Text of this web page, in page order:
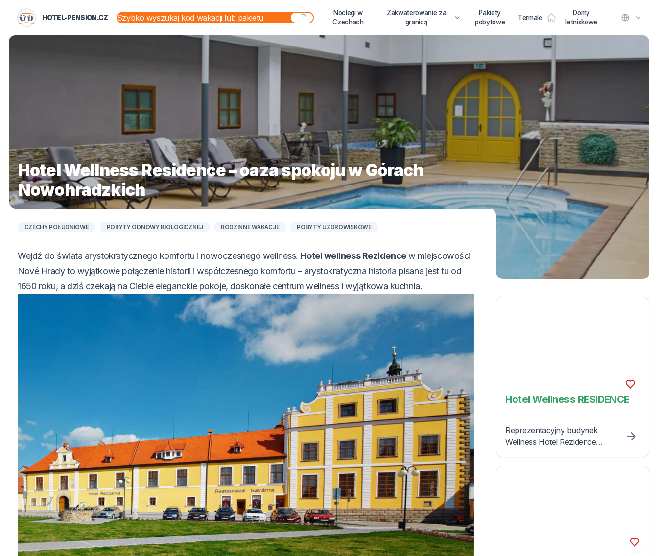
HOTEL-PENSION.CZ
STANY I TERYTORIA
Noclegi w
Czechach
Zakwaterowanie za
granicą
Pakiety
pobytowe
Termale
Domy
letniskowe
Hotel Wellness Residence – oaza spokoju w Górach
Nowohradzkich
CZECHY POŁUDNIOWE POBYTY ODNOWY BIOLOGICZNEJ RODZINNE WAKACJE POBYTY UZDROWISKOWE
Wejdź do świata arystokratycznego komfortu i nowoczesnego wellness. Hotel wellness Rezidencew miejscowości
Nové Hrady to wyjątkowe połączenie historii i współczesnego komfortu – arystokratyczna historia pisana jest tu od
1650 roku, a dziś czekają na Ciebie eleganckie pokoje, doskonałe centrum wellness i wyjątkowa kuchnia.
Hotel Wellness RESIDENCE
Reprezentacyjny budynek
Wellness Hotel Rezidence
stronę rynku w miejscowości